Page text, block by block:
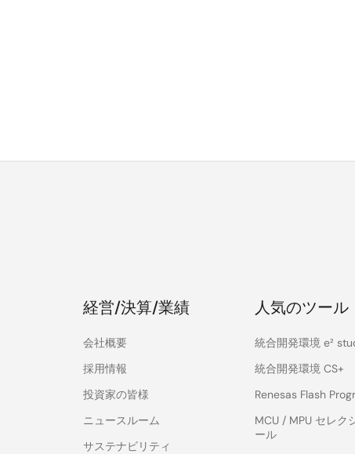
経営/決算/業績
会社概要
採用情報
投資家の皆様
ニュースルーム
サステナビリティ
人気のツール
統合開発環境 e²
統合開発環境 CS+
Renesas Flash
MCU / MPU セレク
ール